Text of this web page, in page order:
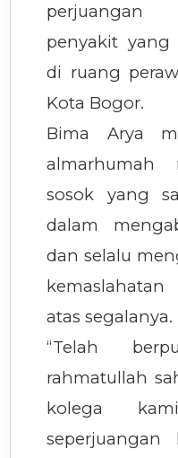
perjuangan
penyakit yang
di ruang
Kota Bogor.
Bima Arya
almarhumah
sosok yang
dalam
dan selalu
atas segalanya.
“Telah
rahmatullah
kolega
seperjuangan